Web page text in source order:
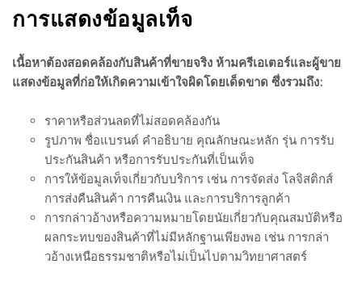
การแสดงข้อมูลเท็จ
เนื้อหาต้องสอดคล้องกับสินค้าที่ขายจริง ห้ามครีเอเตอร์และผู้ขาย
แสดงข้อมูลที่ก่อให้เกิดความเข้าใจผิดโดยเด็ดขาด ซึ่งรวมถึง:
ราคาหรือส่วนลดที่ไม่สอดคล้องกัน
รูปภาพ ชื่อแบรนด์ คำอธิบาย คุณลักษณะหลัก รุ่น การรับ
ประกันสินค้า หรือการรับประกันที่เป็นเท็จ
การให้ข้อมูลเท็จเกี่ยวกับบริการ เช่น การจัดส่ง โลจิสติกส์
การส่งคืนสินค้า การคืนเงิน และการบริการลูกค้า
การกล่าวอ้างหรือความหมายโดยนัยเกี่ยวกับคุณสมบัติหรือ
ผลกระทบของสินค้าที่ไม่มีหลักฐานเพียงพอ เช่น การกล่า
วอ้างเหนือธรรมชาติหรือไม่เป็นไปตามวิทยาศาสตร์